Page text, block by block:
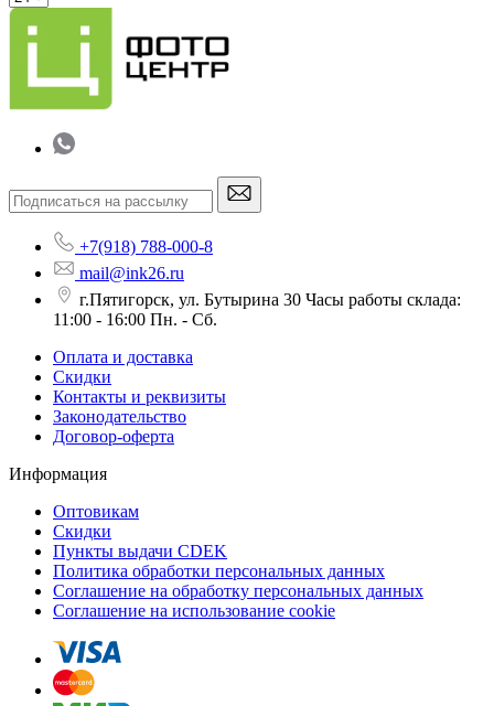
+7(918) 788-000-8
mail@ink26.ru
г.Пятигорск, ул. Бутырина 30 Часы работы склада:
11:00 - 16:00 Пн. - Сб.
Оплата и доставка
Скидки
Контакты и реквизиты
Законодательство
Договор-оферта
Информация
Оптовикам
Скидки
Пункты выдачи CDEK
Политика обработки персональных данных
Соглашение на обработку персональных данных
Соглашение на использование cookie